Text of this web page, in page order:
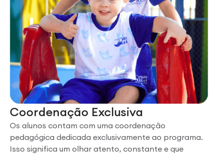
Coordenação Exclusiva
Os alunos contam com uma coordenação
pedagógica dedicada exclusivamente ao programa.
Isso significa um olhar atento, constante e que